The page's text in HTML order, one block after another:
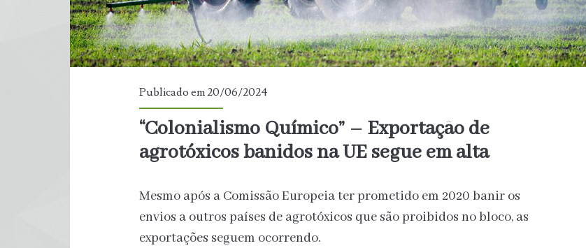
Publicado em 20/06/2024
“Colonialismo Químico” – Exportação de
agrotóxicos banidos na UE segue em alta
Mesmo após a Comissão Europeia ter prometido em 2020 banir os
envios a outros países de agrotóxicos que são proibidos no bloco, as
exportações seguem ocorrendo.